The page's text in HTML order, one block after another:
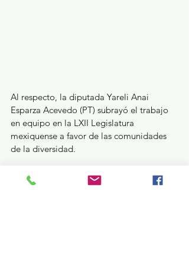
Al respecto, la diputada Yareli Anai
Esparza Acevedo (PT) subrayó el trabajo
en equipo en la LXII Legislatura
mexiquense a favor de las comunidades
de la diversidad.
Por la Comisión de Derechos Humanos
del Estado de México (Codhem), Myrna